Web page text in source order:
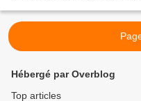
Hébergé par Overblog
Top articles